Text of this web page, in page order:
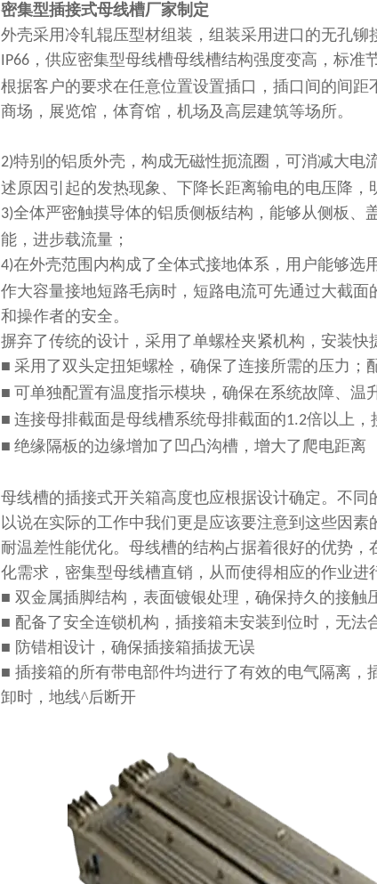
密集型插接式母线槽厂家制定
外壳采用冷轧辊压型材组装，组装采用进口的无孔
IP66 ，供应密集型母线槽母线槽结构强度变高，标
根据客户的要求在任意位置设置插口，插口间的间
商场，展览馆，体育馆，机场及高层建筑等场所。
2)特别的铝质外壳，构成无磁性扼流圈，可消减大电
述原因引起的发热现象、下降长距离输电的电压降，
3)全体严密触摸导体的铝质侧板结构，能够从侧板、
能，进步载流量；
4)在外壳范围内构成了全体式接地体系，用户能够选
作大容量接地短路毛病时，短路电流可先通过大截
和操作者的安全。
摒弃了传统的设计，采用了单螺栓夹紧机构，安装
■ 采用了双头定扭矩螺栓，确保了连接所需的压力；
■ 可单独配置有温度指示模块，确保在系统故障、温
■ 连接母排截面是母线槽系统母排截面的1.2倍以上，
■ 绝缘隔板的边缘增加了凹凸沟槽，增大了爬电距离
母线槽的插接式开关箱高度也应根据设计确定。不
以说在实际的工作中我们更是应该要注意到这些因
耐温差性能优化。母线槽的结构占据着很好的优势
化需求，密集型母线槽直销，从而使得相应的作业进
■ 双金属插脚结构，表面镀银处理，确保持久的接触
■ 配备了安全连锁机构，插接箱未安装到位时，无法
■ 防错相设计，确保插接箱插拔无误
■ 插接箱的所有带电部件均进行了有效的电气隔离
卸时，地线^后断开